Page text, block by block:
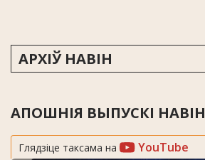
АРХІЎ НАВІН
АПОШНІЯ ВЫПУСКІ НАВІН
Глядзіце таксама на YouTube